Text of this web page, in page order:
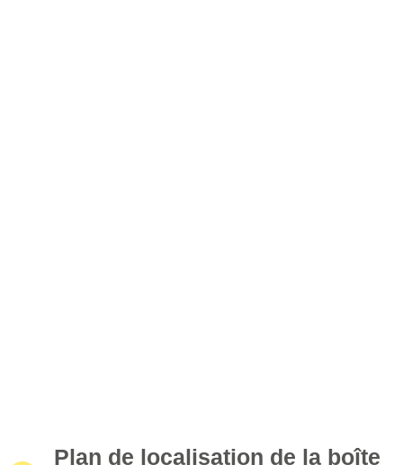
Plan de localisation de la boîte